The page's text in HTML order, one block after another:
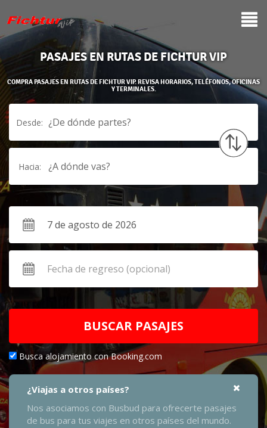
PASAJES EN RUTAS DE FICHTUR VIP
COMPRA PASAJES EN RUTAS DE FICHTUR VIP. REVISA HORARIOS, TELÉFONOS, OFICINAS
Y TERMINALES.
Desde: ¿De dónde partes?
Hacia: ¿A dónde vas?
BUSCAR PASAJES
Busca alojamiento con Booking.com
¿Viajas a otros países?
Nos asociamos con Busbud para ofrecerte pasajes
de bus para tus viajes en otros países del mundo.